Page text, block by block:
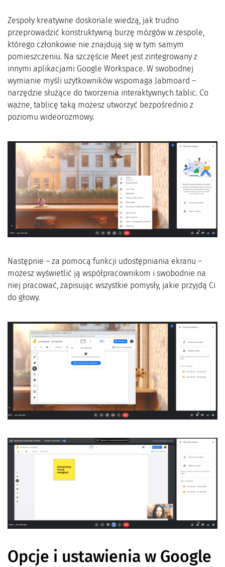
Zespoły kreatywne doskonale wiedzą, jak trudno
przeprowadzić konstruktywną burzę mózgów w zespole,
którego członkowie nie znajdują się w tym samym
pomieszczeniu. Na szczęście Meet jest zintegrowany z
innymi aplikacjami Google Workspace. W swobodnej
wymianie myśli użytkowników wspomaga Jabmoard –
narzędzie służące do tworzenia interaktywnych tablic. Co
ważne, tablicę taką możesz utworzyć bezpośrednio z
poziomu wideorozmowy.
Następnie – za pomocą funkcji udostępniania ekranu –
możesz wyświetlić ją współpracownikom i swobodnie na
niej pracować, zapisując wszystkie pomysły, jakie przyjdą Ci
do głowy.
Opcje i ustawienia w Google